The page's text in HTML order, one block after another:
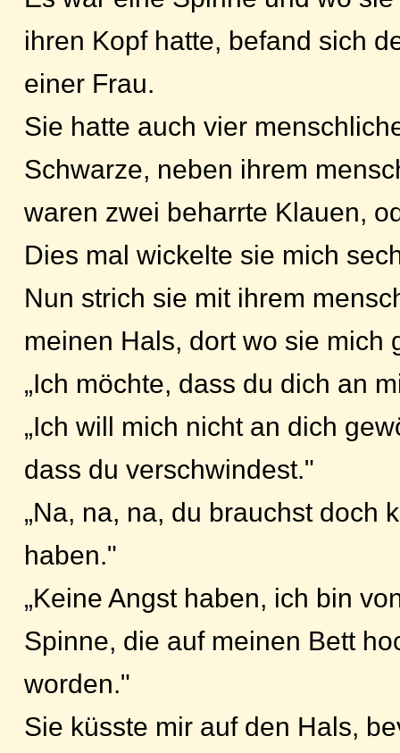
ihren Kopf hatte, befand sich
einer Frau.
Sie hatte auch vier
Schwarze, neben ihrem
waren zwei beharrte Klauen,
Dies mal wickelte sie mich
Nun strich sie mit ihrem
meinen Hals, dort wo sie mich
„Ich möchte, dass du dich an
„Ich will mich nicht an dich
dass du verschwindest."
„Na, na, na, du brauchst doch
haben."
„Keine Angst haben, ich bin
Spinne, die auf meinen Bett
worden."
Sie küsste mir auf den Hals,